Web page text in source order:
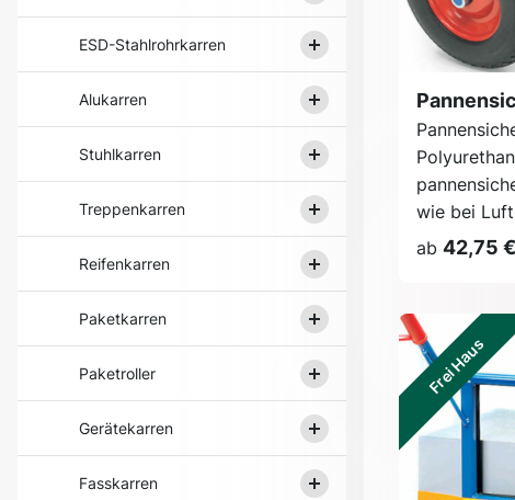
ESD-Stahlrohrkarren
Alukarren
Stuhlkarren
Treppenkarren
Reifenkarren
Paketkarren
Paketroller
Gerätekarren
Fasskarren
wie bei
ab 42,75 €
Frei Haus